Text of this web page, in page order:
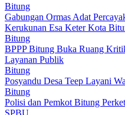
Bitung
Gabungan Ormas Adat
Kerukunan Esa Keter Kota
Bitung
BPPP Bitung Buka Ruang
Layanan Publik
Bitung
Posyandu Desa Teep Layani
Bitung
Polisi dan Pemkot Bitung
SPBU